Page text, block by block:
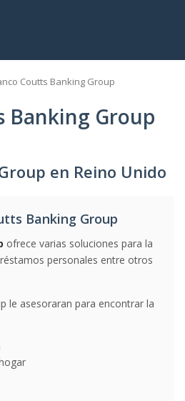
Coutts Banking Group
Banking Group
en Reino Unido
Banking Group
ofrece varias soluciones para la
personales entre otros
le asesoraran para encontrar la